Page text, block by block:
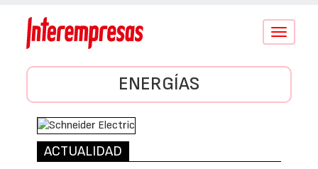
Conmutar
ENERGÍAS
ACTUALIDAD